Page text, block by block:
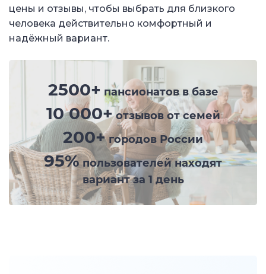
цены и отзывы, чтобы выбрать для близкого
человека действительно комфортный и
надёжный вариант.
2500+ пансионатов в базе
10 000+отзывов от семей
200+городов России
95%пользователей находят
вариант за 1 день